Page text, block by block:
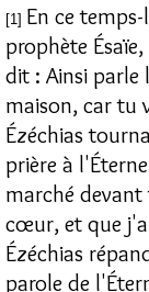
[1] En ce
prophète
dit : Ainsi parle
maison, car tu
Ézéchias
prière à
marché
cœur, et que
Ézéchias
parole de